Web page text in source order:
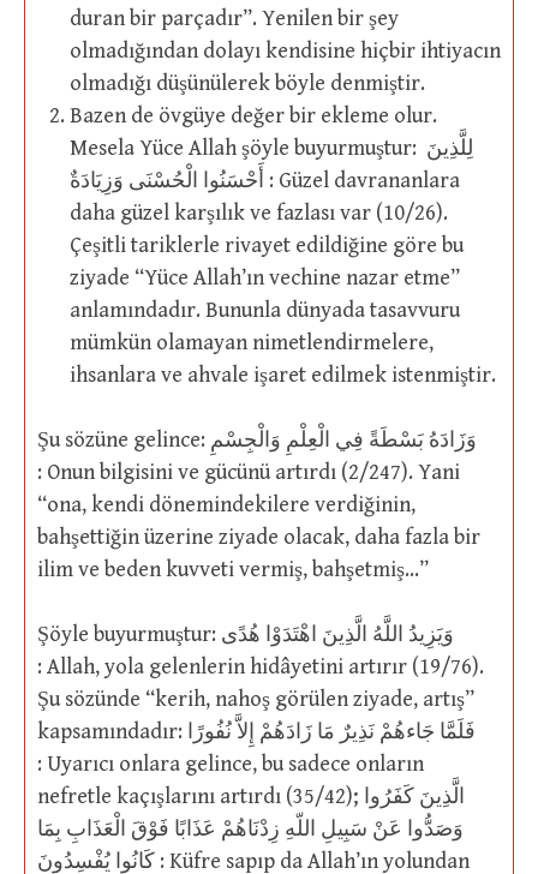
duran bir parçadır”. Yenilen bir şey
olmadığından dolayı kendisine hiçbir ihtiyacın
olmadığı düşünülerek böyle denmiştir.
Bazen de övgüye değer bir ekleme olur.
Mesela Yüce Allah şöyle buyurmuştur: لِلَّذِينَ
أَحْسَنُوا الْحُسْنَى وَزِيَادَةٌ : Güzel davrananlara
daha güzel karşılık ve fazlası var (10/26).
Çeşitli tariklerle rivayet edildiğine göre bu
ziyade “Yüce Allah’ın vechine nazar etme”
anlamındadır. Bununla dünyada tasavvuru
mümkün olamayan nimetlendirmelere,
ihsanlara ve ahvale işaret edilmek istenmiştir.
Şu sözüne gelince: وَزَادَهُ بَسْطَةً فِي الْعِلْمِ وَالْجِسْمِ
: Onun bilgisini ve gücünü artırdı (2/247). Yani
“ona, kendi dönemindekilere verdiğinin,
bahşettiğin üzerine ziyade olacak, daha fazla bir
ilim ve beden kuvveti vermiş, bahşetmiş…”
Şöyle buyurmuştur: وَيَزِيدُ اللَّهُ الَّذِينَ اهْتَدَوْا هُدًى
: Allah, yola gelenlerin hidâyetini artırır (19/76).
Şu sözünde “kerih, nahoş görülen ziyade, artış”
kapsamındadır: فَلَمَّا جَاءهُمْ نَذِيرٌ مَا زَادَهُمْ إِلاَّ نُفُورًا
: Uyarıcı onlara gelince, bu sadece onların
nefretle kaçışlarını artırdı (35/42); الَّذِينَ كَفَرُوا
وَصَدُّوا عَنْ سَبِيلِ اللّهِ زِدْنَاهُمْ عَذَابًا فَوْقَ الْعَذَابِ بِمَا
كَانُوا يُفْسِدُونَ : Küfre sapıp da Allah’ın yolundan